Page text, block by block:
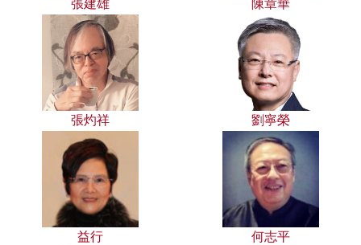
張建雄 陳章華
張灼祥 劉寧榮
益行 何志平